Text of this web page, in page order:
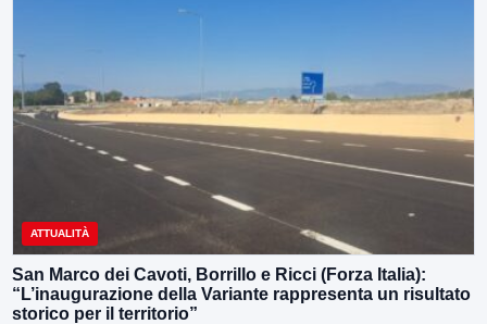
ATTUALITÀ
San Marco dei Cavoti, Borrillo e Ricci (Forza Italia):
“L’inaugurazione della Variante rappresenta un risultato
storico per il territorio”